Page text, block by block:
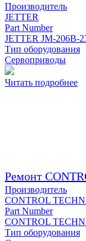
Производитель
JETTER
Part Number
JETTER JM-206B-
Тип оборудования
Сервоприводы
Читать подробнее
Ремонт
Производитель
CONTROL
Part Number
CONTROL
Тип оборудования